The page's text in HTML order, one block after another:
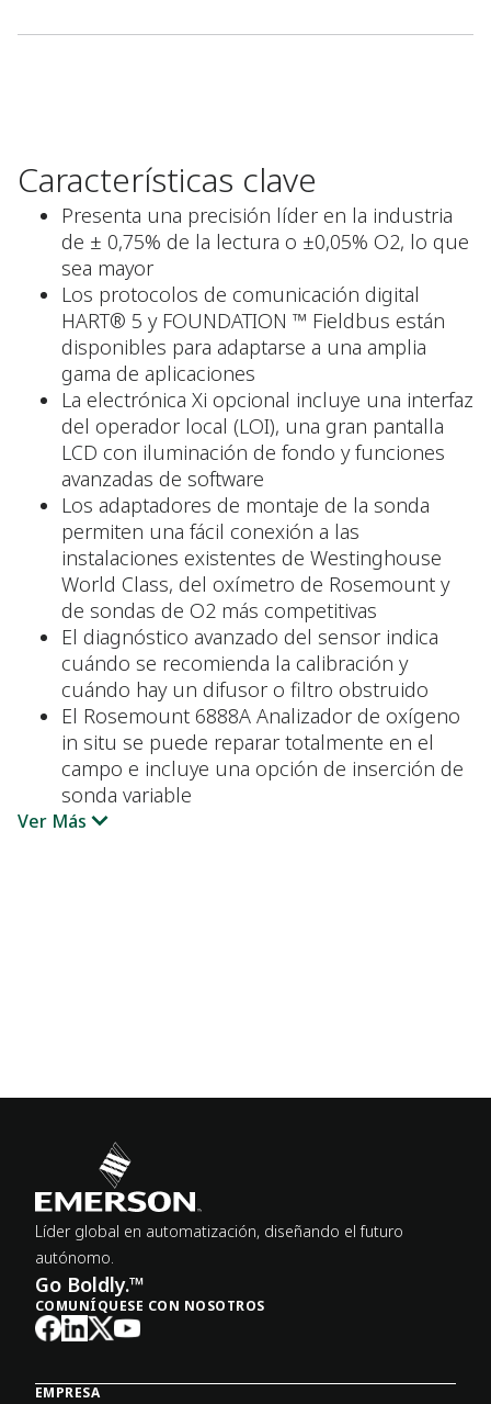
Características clave
Presenta una precisión líder en la industria
de ± 0,75% de la lectura o ±0,05% O2, lo que
sea mayor
Los protocolos de comunicación digital
HART® 5 y FOUNDATION ™ Fieldbus están
disponibles para adaptarse a una amplia
gama de aplicaciones
La electrónica Xi opcional incluye una interfaz
del operador local (LOI), una gran pantalla
LCD con iluminación de fondo y funciones
avanzadas de software
Los adaptadores de montaje de la sonda
permiten una fácil conexión a las
instalaciones existentes de Westinghouse
World Class, del oxímetro de Rosemount y
de sondas de O2 más competitivas
El diagnóstico avanzado del sensor indica
cuándo se recomienda la calibración y
cuándo hay un difusor o filtro obstruido
El Rosemount 6888A Analizador de oxígeno
in situ se puede reparar totalmente en el
campo e incluye una opción de inserción de
sonda variable
Ver Más
Líder global en automatización, diseñando el futuro
autónomo.
Go Boldly.™
COMUNÍQUESE CON NOSOTROS
EMPRESA